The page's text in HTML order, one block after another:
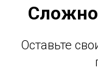
Оставьте